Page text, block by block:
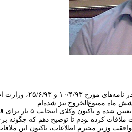
همانطور که
ماه ممنوع‌الخروج نیز شده‌ام.
ملاقات کرده بودم تا توضیح دهم که چگونه
وزیر محترم اطلاعات، تاکنون این